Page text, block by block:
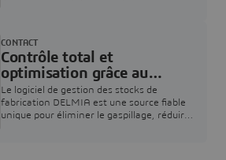
Contrôle total et
optimisation grâce au
logiciel de gestion des
stocks de fabrication
Le logiciel de gestion des stocks de
fabrication DELMIA est une source fiable
unique pour éliminer le gaspillage, réduire
CONTACT